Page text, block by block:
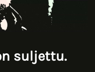
suljettu.